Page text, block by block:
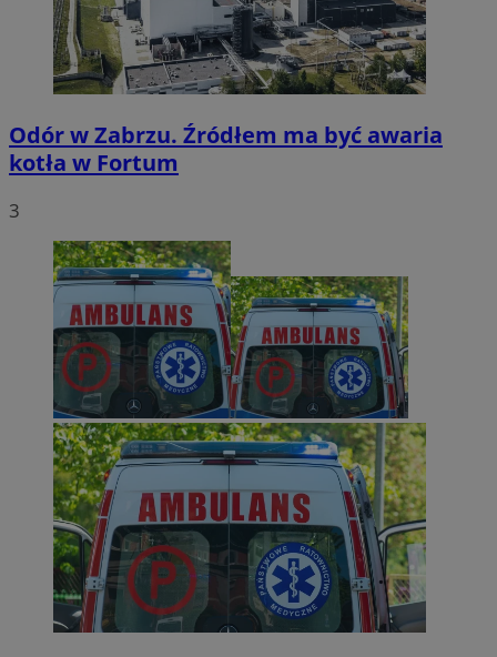
Odór w Zabrzu. Źródłem ma być awaria
kotła w Fortum
3